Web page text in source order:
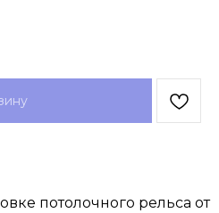
потолочного рельса от